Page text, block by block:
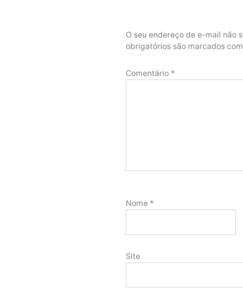
O seu endereço de e-mail não
obrigatórios são marcados com
Comentário *
Nome *
Site